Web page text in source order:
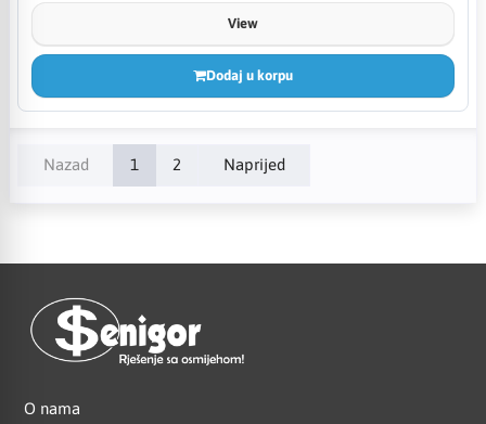
View
Dodaj u korpu
Nazad 1 2 Naprijed
O nama